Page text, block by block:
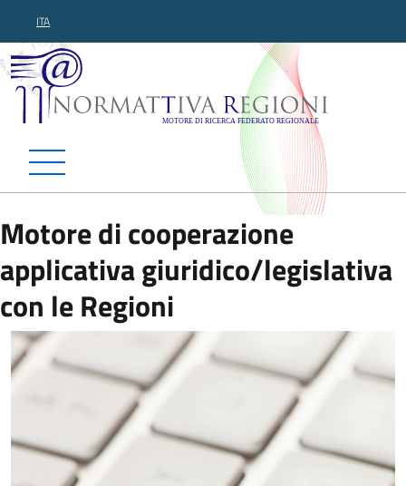
ITA
Normattiva Regioni -
Motore di cooperazione
applicativa giuridico/legislativa
con le Regioni